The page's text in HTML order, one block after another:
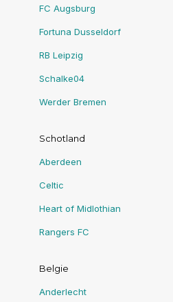
FC Augsburg
Fortuna Dusseldorf
RB Leipzig
Schalke04
Werder Bremen
Schotland
Aberdeen
Celtic
Heart of Midlothian
Rangers FC
Belgie
Anderlecht